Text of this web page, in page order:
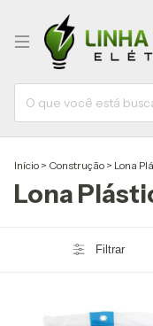
Início > Construção > Lona
Lona
Filtrar